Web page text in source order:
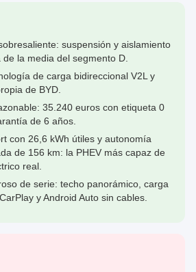
suspensión y aislamiento
la media del segmento D.
de carga bidireccional V2L y
de BYD.
35.240 euros con etiqueta 0
de 6 años.
con 26,6 kWh útiles y autonomía
de 156 km: la PHEV más capaz de
real.
de serie: techo panorámico, carga
y Android Auto sin cables.